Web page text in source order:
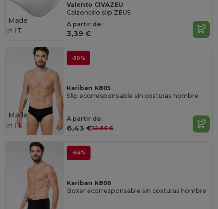
Valento CIVAZEU
Calzoncillo slip ZEUS
A partir de:
3,39 €
Made
in IT
-50%
Kariban K805
Slip ecorresponsable sin costuras hombre
A partir de:
6,43 €12,80 €
Made
in IT
-64%
Kariban K806
Boxer ecorresponsable sin costuras hombre